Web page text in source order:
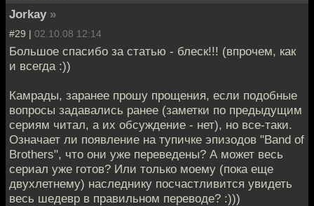
Jorkay »
#29 | 02.10.08 12:14
Большое спасибо за статью - блеск!!! (впрочем, как
и всегда :))
Камрады, заранее прошу прощения, если подобные
вопросы задавались ранее (заметки по предыдущим
сериям читал, а их обсуждение - нет), но все-таки.
Означает ли появление на тупичке эпизодов "Band of
Brothers", что они уже переведены? А может весь
сериал уже готов? Или только моему (пока еще
двухлетнему) наследнику посчастливится увидеть
весь шедевр в правильном переводе? :)))